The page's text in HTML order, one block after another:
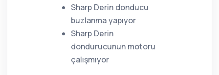
Sharp Derin donducu
buzlanma yapıyor
Sharp Derin
dondurucunun motoru
çalışmıyor